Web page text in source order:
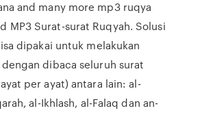
and many more mp3 ruqya
MP3 Surat-surat Ruqyah. Solusi
dipakai untuk melakukan
dibaca seluruh surat
per ayat) antara lain: al-
al-Ikhlash, al-Falaq dan an-